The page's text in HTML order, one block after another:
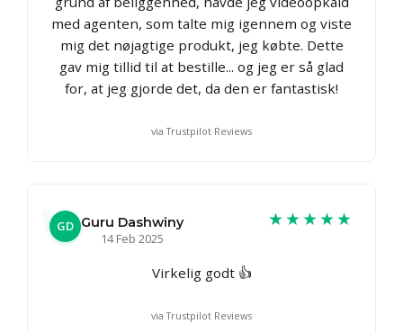
med agenten, som talte mig igennem og viste
mig det nøjagtige produkt, jeg købte. Dette
gav mig tillid til at bestille... og jeg er så glad
for, at jeg gjorde det, da den er fantastisk!
via Trustpilot Reviews
GD Guru Dashwiny
14 Feb 2025
★★★★★
Virkelig godt 👍
via Trustpilot Reviews